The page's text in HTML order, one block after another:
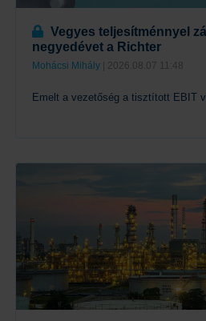
Vegyes teljesítménnyel
negyedévet a Richter
Mohácsi Mihály | 2026.08.07 11:48
Emelt a vezetőség a tisztított EBIT